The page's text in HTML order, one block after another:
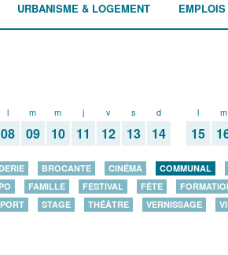
URBANISME & LOGEMENT
l
08
m
09
m
10
j
11
v
12
s
13
d
14
l
15
m
BROCANTE CINÉMA COMMUNAL
FAMILLE FESTIVAL FÊTE
STAGE THÉÂTRE VERNISSAGE